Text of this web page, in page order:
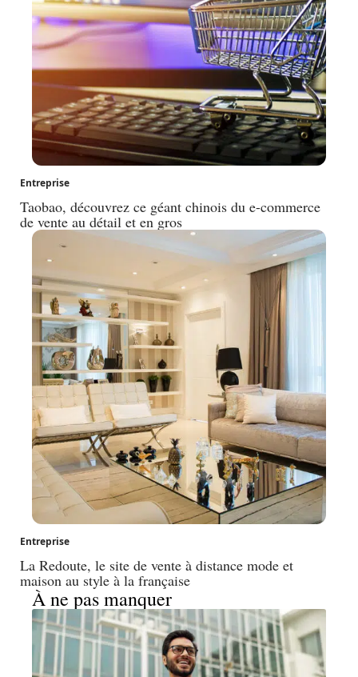
Entreprise
Taobao, découvrez ce géant chinois du e-commerce
de vente au détail et en gros
Entreprise
La Redoute, le site de vente à distance mode et
maison au style à la française
À ne pas manquer